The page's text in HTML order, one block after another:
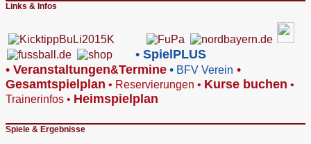
Links & Infos
• SpielPLUS
• Veranstaltungen&Termine • BFV Verein •
Gesamtspielplan • Reservierungen • Kurse buchen •
Trainerinfos • Heimspielplan
Spiele & Ergebnisse